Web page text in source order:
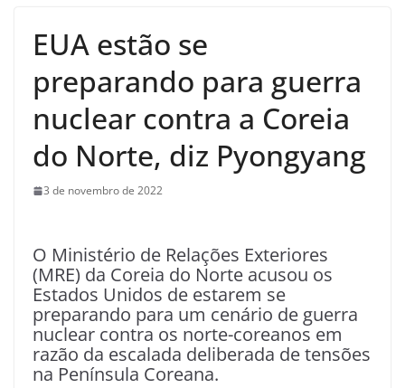
EUA estão se
preparando para guerra
nuclear contra a Coreia
do Norte, diz Pyongyang
3 de novembro de 2022
O Ministério de Relações Exteriores
(MRE) da Coreia do Norte acusou os
Estados Unidos de estarem se
preparando para um cenário de guerra
nuclear contra os norte-coreanos em
razão da escalada deliberada de tensões
na Península Coreana.